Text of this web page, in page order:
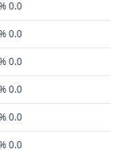
0.0
0.0
0.0
0.0
0.0
0.0